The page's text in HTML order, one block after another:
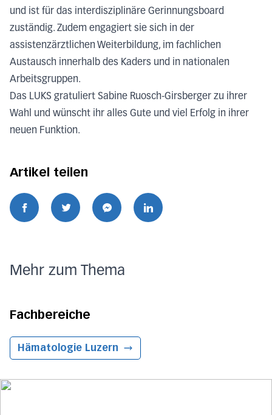
und ist für das interdisziplinäre Gerinnungsboard
zuständig. Zudem engagiert sie sich in der
assistenzärztlichen Weiterbildung, im fachlichen
Austausch innerhalb des Kaders und in nationalen
Arbeitsgruppen.
Das LUKS gratuliert Sabine Ruosch-Girsberger zu ihrer
Wahl und wünscht ihr alles Gute und viel Erfolg in ihrer
neuen Funktion.
Artikel teilen
Mehr zum Thema
Fachbereiche
Hämatologie Luzern